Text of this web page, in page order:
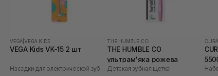
VEGA |VEGA KIDS
VEGA Kids VK-15 2 шт
Насадки для электрической зубной щетки
THE HUMBLE CO
THE HUMBLE CO
ультрам'яка рожева
Детская зубная щетка